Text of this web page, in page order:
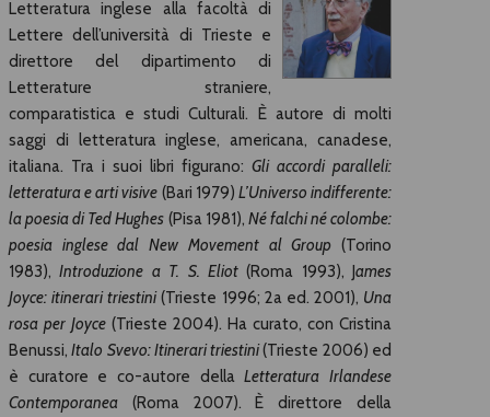
Letteratura inglese alla facoltà di
Lettere dell’università di Trieste e
direttore del dipartimento di
Letterature straniere,
comparatistica e studi Culturali. È autore di molti
saggi di letteratura inglese, americana, canadese,
italiana. Tra i suoi libri figurano: Gli accordi paralleli:
letteratura e arti visive (Bari 1979) L’Universo indifferente:
la poesia di Ted Hughes (Pisa 1981), Né falchi né colombe:
poesia inglese dal New Movement al Group (Torino
1983), Introduzione a T. S. Eliot(Roma 1993), James
Joyce: itinerari triestini(Trieste 1996; 2a ed. 2001), Una
rosa per Joyce (Trieste 2004). Ha curato, con Cristina
Benussi,Italo Svevo: Itinerari triestini(Trieste 2006) ed
è curatore e co-autore dellaLetteratura Irlandese
Contemporanea (Roma 2007). È direttore della